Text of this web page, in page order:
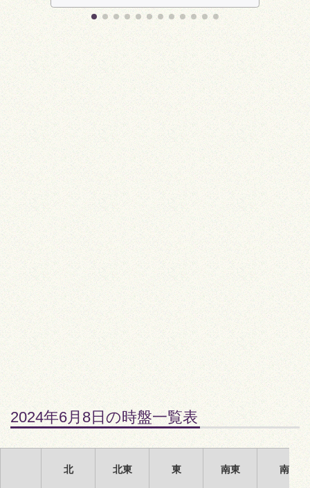
2024年6月8日の時盤一覧表
北 北東 東 南東 南